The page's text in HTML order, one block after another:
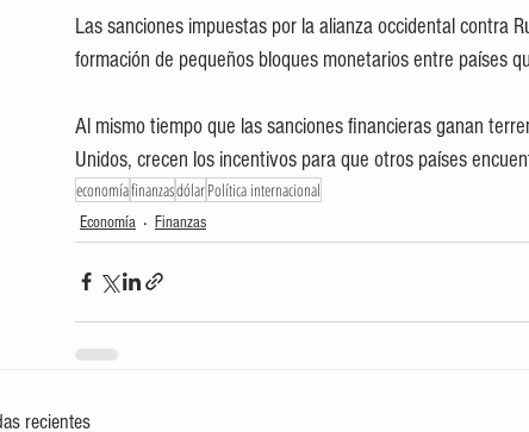
Las sanciones impuestas por la alianza occidental contra
formación de pequeños bloques monetarios entre países
Al mismo tiempo que las sanciones financieras ganan
Unidos, crecen los incentivos para que otros países
economíafinanzasdólarPolítica internacional
Economía Finanzas
recientes